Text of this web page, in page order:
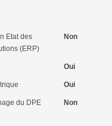
Etat des
(ERP)
Non
Oui
Oui
du DPE Non